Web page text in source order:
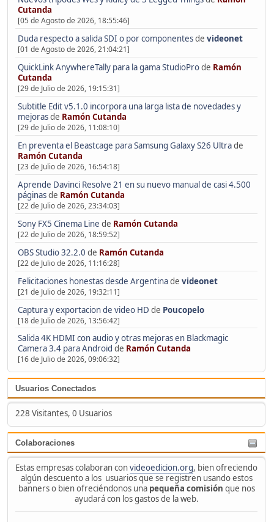
Cutanda
[05 de Agosto de 2026, 18:55:46]
Duda respecto a salida SDI o por componentesde videonet
[01 de Agosto de 2026, 21:04:21]
QuickLink AnywhereTally para la gama StudioProde Ramón
Cutanda
[29 de Julio de 2026, 19:15:31]
Subtitle Edit v5.1.0 incorpora una larga lista de novedades y
mejorasde Ramón Cutanda
[29 de Julio de 2026, 11:08:10]
En preventa el Beastcage para Samsung Galaxy S26 Ultrade
Ramón Cutanda
[23 de Julio de 2026, 16:54:18]
Aprende Davinci Resolve 21 en su nuevo manual de casi 4.500
páginasde Ramón Cutanda
[22 de Julio de 2026, 23:34:03]
Sony FX5 Cinema Line de Ramón Cutanda
[22 de Julio de 2026, 18:59:52]
OBS Studio 32.2.0 de Ramón Cutanda
[22 de Julio de 2026, 11:16:28]
Felicitaciones honestas desde Argentinade videonet
[21 de Julio de 2026, 19:32:11]
Captura y exportacion de video HD de Poucopelo
[18 de Julio de 2026, 13:56:42]
Salida 4K HDMI con audio y otras mejoras en Blackmagic
Camera 3.4 para Android de Ramón Cutanda
[16 de Julio de 2026, 09:06:32]
Usuarios Conectados
228 Visitantes, 0 Usuarios
Colaboraciones
Estas empresas colaboran convideoedicion.org, bien ofreciendo
algún descuento a los usuarios que se registren usando estos
banners o bien ofreciéndonos una pequeña comisión que nos
ayudará con los gastos de la web.